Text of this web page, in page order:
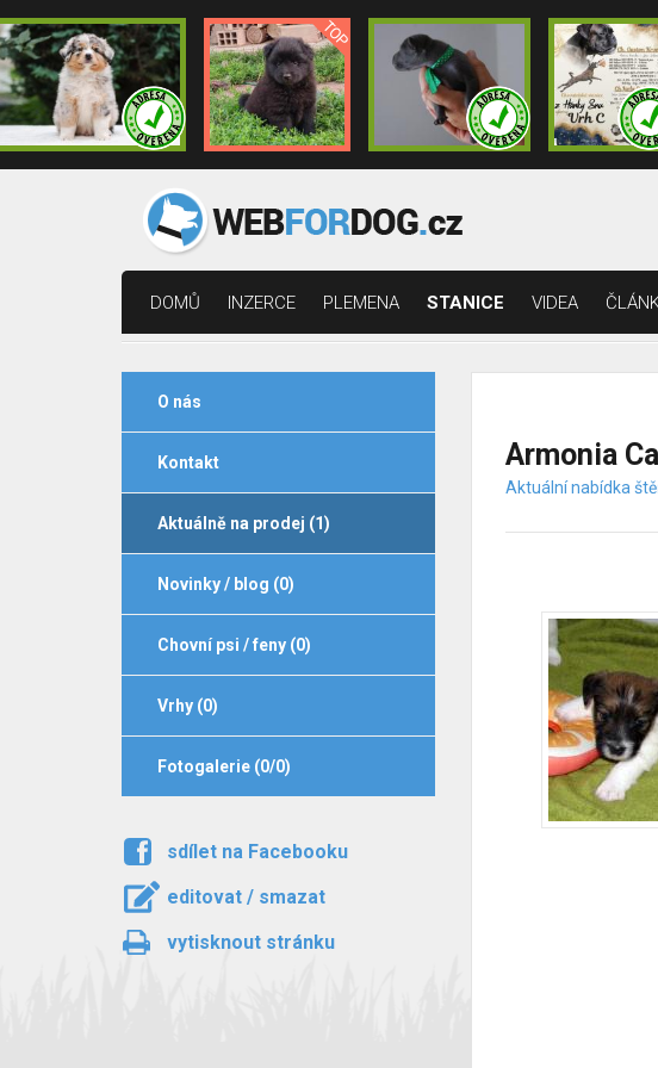
DOMŮ INZERCE PLEMENA STANICE VIDEA
O nás
Kontakt
Aktuálně na prodej (1)
Novinky / blog (0)
Chovní psi / feny (0)
Vrhy (0)
Fotogalerie (0/0)
sdílet na Facebooku
editovat / smazat
vytisknout stránku
Armonia
Aktuální nabídka